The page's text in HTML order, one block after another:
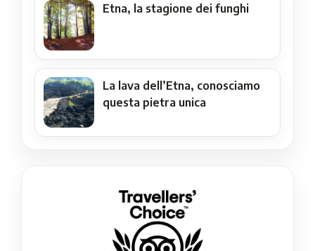
Etna, la stagione dei funghi
La lava dell’Etna, conosciamo
questa pietra unica